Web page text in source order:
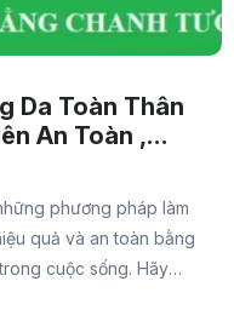
Da Toàn Thân
An Toàn ,
phương pháp làm
quả và an toàn bằng
cuộc sống. Hãy